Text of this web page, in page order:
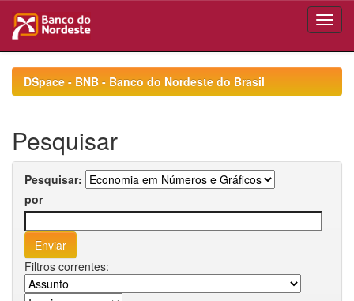
navigationDSpace - BNB - Banco do Nordeste do Brasil
Pesquisar
Pesquisar:
por
Filtros correntes: